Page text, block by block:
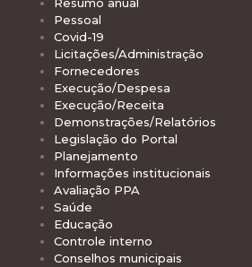
Pessoal
Covid-19
Licitações/Administração
Fornecedores
Execução/Despesa
Execução/Receita
Demonstrações/Relatórios
Legislação do Portal
Planejamento
Informações institucionais
Avaliação PPA
Saúde
Educação
Controle interno
Conselhos municipais